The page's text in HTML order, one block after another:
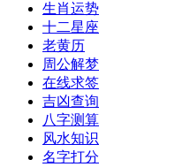
生肖运势
十二星座
老黄历
周公解梦
在线求签
吉凶查询
八字测算
风水知识
名字打分